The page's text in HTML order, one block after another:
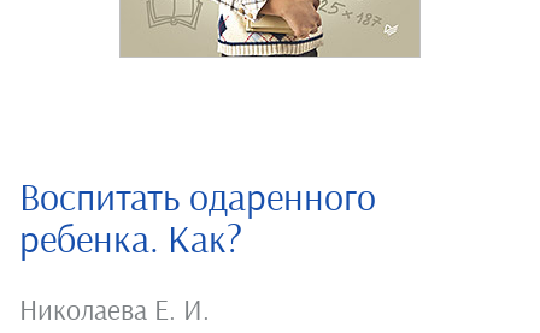
Воспитать одаренного
ребенка. Как?
Николаева Е. И.